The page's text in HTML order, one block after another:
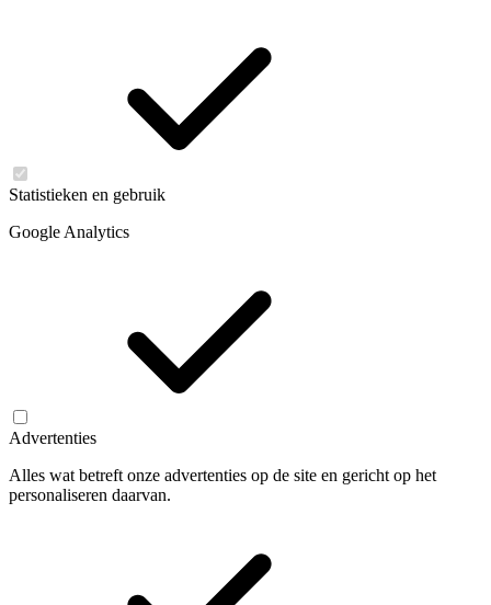
Statistieken en gebruik
Google Analytics
Advertenties
Alles wat betreft onze advertenties op de site en gericht op het
personaliseren daarvan.